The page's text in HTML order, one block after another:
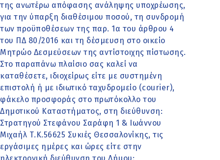
της ανωτέρω απόφασης ανάληψης υποχρέωσης,
για την ύπαρξη διαθέσιμου ποσού, τη συνδρομή
των προϋποθέσεων της παρ. 1α του άρθρου 4
του ΠΔ 80/2016 και τη δέσμευση στο οικείο
Μητρώο Δεσμεύσεων της αντίστοιχης πίστωσης.
Στο παραπάνω πλαίσιο σας καλεί να
καταθέσετε, ιδιοχείρως είτε με συστημένη
επιστολή ή με ιδιωτικό ταχυδρομείο (courier),
φάκελο προσφοράς στο πρωτόκολλο του
Δημοτικού Καταστήματος, στη διεύθυνση:
Στρατηγού Στεφάνου Σαράφη 1 & Ιωάννου
Μιχαήλ Τ.Κ.56625 Συκιές Θεσσαλονίκης, τις
εργάσιμες ημέρες και ώρες είτε στην